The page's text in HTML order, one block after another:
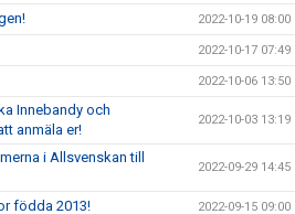
2022-10-19 08:00
2022-10-17 07:49
2022-10-06 13:50
Innebandy och
anmäla er!
2022-10-03 13:19
i Allsvenskan till
2022-09-29 14:45
födda 2013! 2022-09-15 09:00